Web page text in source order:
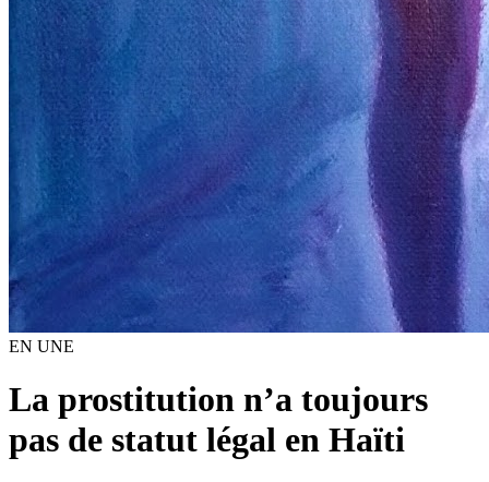
EN UNE
La prostitution n’a toujours
pas de statut légal en Haïti